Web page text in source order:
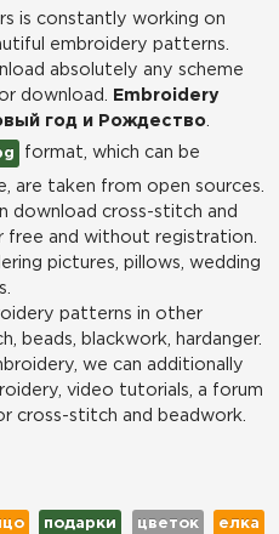
is constantly working on
embroidery patterns.
absolutely any scheme
download.
Embroidery
год и Рождество
format, which can be
are taken from open sources.
download cross-stitch and
and without registration.
pictures, pillows, wedding
patterns in other
beads, blackwork, hardanger.
we can additionally
video tutorials, a forum
cross-stitch and beadwork.
подарки цветок елка